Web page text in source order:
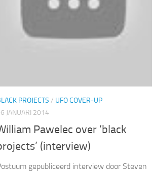
PROJECTS / UFO COVER-UP
JANUARI 2014
Pawelec over ‘black
(interview)
gepubliceerd interview door Steven